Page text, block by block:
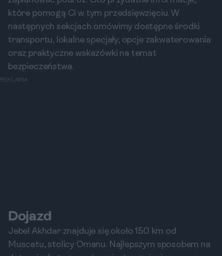
które pomogą Ci w tym przedsięwzięciu. W
następnych sekcjach omówimy dostępne środki
transportu, lokalne specjały, opcje zakwaterowania
oraz praktyczne wskazówki na temat
bezpieczeństwa.
REKLAMA
Dojazd
Jebel Akhdar znajduje się około 150 km od
Muscatu, stolicy Omanu. Najlepszym sposobem na